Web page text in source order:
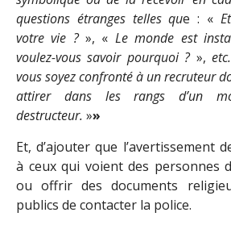
questions étranges telles que : «
votre vie ?», « Le monde est
voulez-vous savoir pourquoi ? »,
vous soyez confronté à un recruteur
attirer dans les rangs d’un
destructeur. »»
Et, d’ajouter que l’avertissement
à ceux qui voient des personnes
ou offrir des documents
publics de contacter la police.